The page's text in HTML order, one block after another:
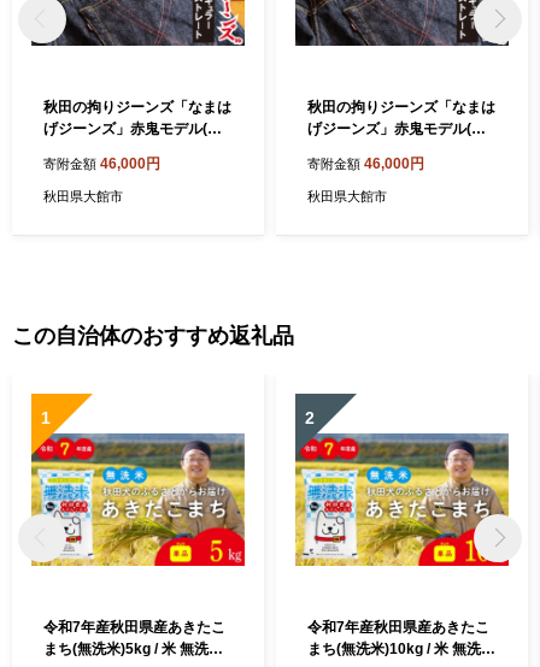
秋田の拘りジーンズ「なまは
げジーンズ」赤鬼モデル(レ
チ 230P7621 / デニム ジーパ
ン デニム素材 デニム生地 パ
なまはげジーンズ 服 ズボン
寄附金額 46,000円
秋田県大館市
秋田の拘りジーンズ「なまは
げジーンズ」赤鬼モデル(レ
チ 230P7623/ デニム ジーパ
ン デニム素材 デニム生地 パ
寄附金額 46,000円
秋田県大館市
この自治体のおすすめ返礼品
1
令和7年産秋田県産あきたこ
まち(無洗米)5kg / 米 無洗米
2
令和7年産秋田県産あきたこ
まち(無洗米)10kg / 米 無洗米